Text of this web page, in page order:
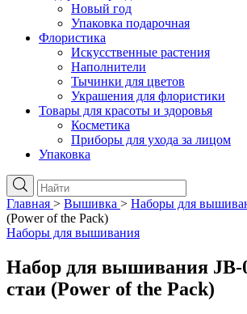
Новый год
Упаковка подарочная
Флористика
Искусственные растения
Наполнители
Тычинки для цветов
Украшения для флористики
Товары для красоты и здоровья
Косметика
Приборы для ухода за лицом
Упаковка
Главная > Вышивка > Наборы для
(Power of the Pack)
Наборы для вышивания
Набор для вышивания JB-
стаи (Power of the Pack)